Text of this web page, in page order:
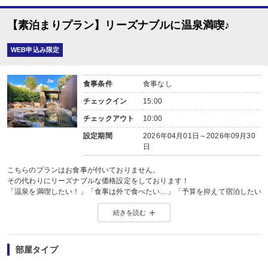
一度チェックインされてお出かけされることをオススメ致します。
和室にご宿泊の場合、寝具（布団）は
和洋室、洋室はベッドがございます。（詳しくはお尋ねください）
お食事が必要な方は他のプランをご選択ください。
※お部屋へのお飲み物や、食べ物のお持ち込みは可能です。
もちろん、21：00まではお飲み物のルームサービスは受け付けております。
当宿は、由布院で数少ない独自の源泉を有する宿で、
24時間源泉かけ流しが自慢です。
湯布院温泉とひと声でいっても、
その源泉によって泉質は様々ですが、
地元の方々にも絶賛されるほど上質な温泉です。
◇貸切家族風呂：内湯2箇所
◇客室温泉：半露天檜風呂付和洋室、露天岩風呂付和室
※洋室、2間続き展望和室には客室に温泉風呂がございませんのでご注意くださ
【素泊まりプラン】リーズナブルに温泉満喫♪
WEB申込み限定
食事条件 食事なし
チェックイン 15:00
チェックアウト 10:00
設定期間
2026年04月01日～2026年09月30
日
こちらのプランはお食事が付いておりません。
その代わりにリーズナブルな価格設定をしております！
「温泉を満喫したい！」「食事は外で食べたい…」「予算を抑えて宿泊したい
その日その時のご都合に合わせやすいプランです♪
お食事にお出かけになられる際や、
由布院町のオススメ飲食店などはフロントにてご紹介いたします♪
お気軽にお申し付けくださいませ。
当館の周辺に、コンビニやスーパー等はございません。
一番近くのコンビニも車で７分程かかりますので、
続きを読む
部屋タイプ